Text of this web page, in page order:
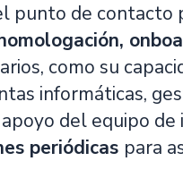
punto de contacto
como su
informáticas,
del equipo de
periódicas para